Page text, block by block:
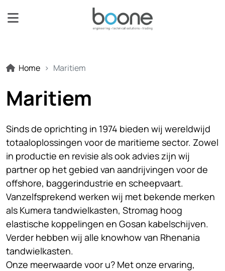
Home Maritiem
Maritiem
Sinds de oprichting in 1974 bieden wij wereldwijd
totaaloplossingen voor de maritieme sector. Zowel
in productie en revisie als ook advies zijn wij
partner op het gebied van aandrijvingen voor de
offshore, baggerindustrie en scheepvaart.
Vanzelfsprekend werken wij met bekende merken
als Kumera tandwielkasten, Stromag hoog
elastische koppelingen en Gosan kabelschijven.
Verder hebben wij alle knowhow van Rhenania
tandwielkasten.
Onze meerwaarde voor u? Met onze ervaring,